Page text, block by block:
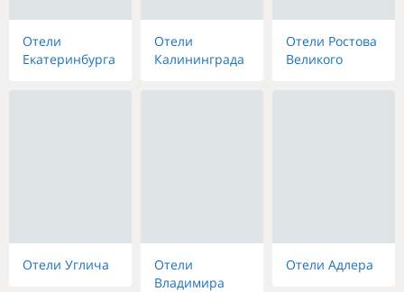
Отели
Екатеринбурга
Отели
Калининграда
Отели Ростова
Великого
Отели Углича
Отели
Владимира
Отели Адлера